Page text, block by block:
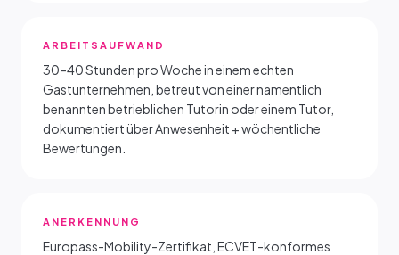
ARBEITSAUFWAND
30–40 Stunden pro Woche in einem echten
Gastunternehmen, betreut von einer namentlich
benannten betrieblichen Tutorin oder einem Tutor,
dokumentiert über Anwesenheit + wöchentliche
Bewertungen.
ANERKENNUNG
Europass-Mobility-Zertifikat, ECVET-konformes